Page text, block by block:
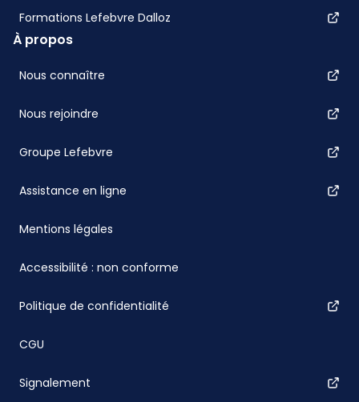
Formations Lefebvre Dalloz
À propos
Nous connaître
Nous rejoindre
Groupe Lefebvre
Assistance en ligne
Mentions légales
Accessibilité : non conforme
Politique de confidentialité
CGU
Signalement